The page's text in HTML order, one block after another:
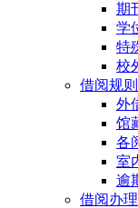
期
学
特
校
借阅规则
外
馆
各
室
逾
借阅办理